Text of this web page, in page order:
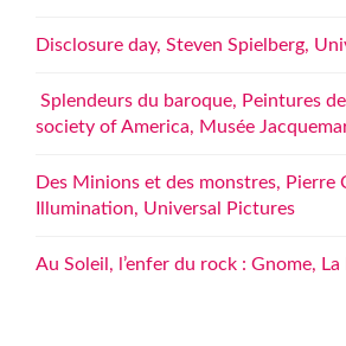
Disclosure day, Steven Spielberg,
Splendeurs du baroque, Peintures
society of America, Musée
Des Minions et des monstres, Pierre
Illumination, Universal Pictures
Au Soleil, l’enfer du rock : Gnome,